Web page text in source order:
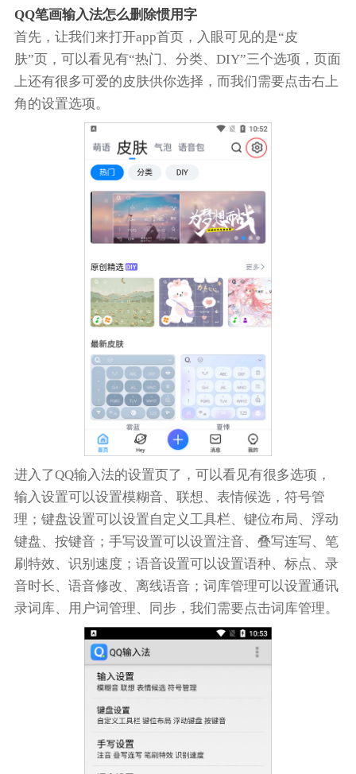
QQ笔画输入法怎么删除惯用字
首先，让我们来打开app首页，入眼可见的是“皮
肤”页，可以看见有“热门、分类、DIY”三个选项，页面
上还有很多可爱的皮肤供你选择，而我们需要点击右上
角的设置选项。
进入了QQ输入法的设置页了，可以看见有很多选项，
输入设置可以设置模糊音、联想、表情候选，符号管
理；键盘设置可以设置自定义工具栏、键位布局、浮动
键盘、按键音；手写设置可以设置注音、叠写连写、笔
刷特效、识别速度；语音设置可以设置语种、标点、录
音时长、语音修改、离线语音；词库管理可以设置通讯
录词库、用户词管理、同步，我们需要点击词库管理。